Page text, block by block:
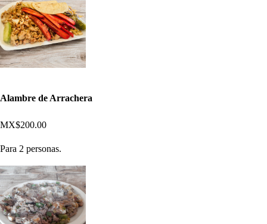
Alambre de Arrachera
MX$200.00
Para 2 personas.